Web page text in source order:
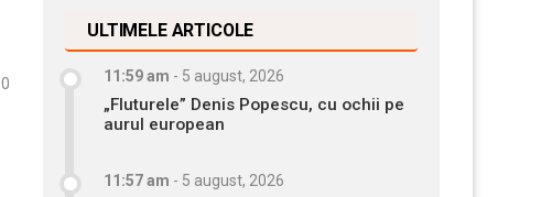
0
ULTIMELE ARTICOLE
11:59 am - 5 august, 2026
„Fluturele” Denis Popescu, cu ochii pe
aurul european
11:57 am - 5 august, 2026